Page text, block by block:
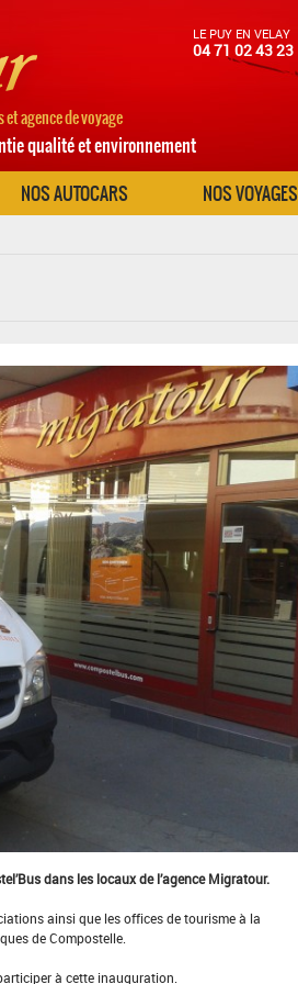
LE PUY EN VELAY
04 71 02 43 23
agence de voyage
qualité et environnement
NOS AUTOCARS NOS VOYAGES
dans les locaux de l’agence Migratour.
ainsi que les offices de tourisme à la
de Compostelle.
à cette inauguration.